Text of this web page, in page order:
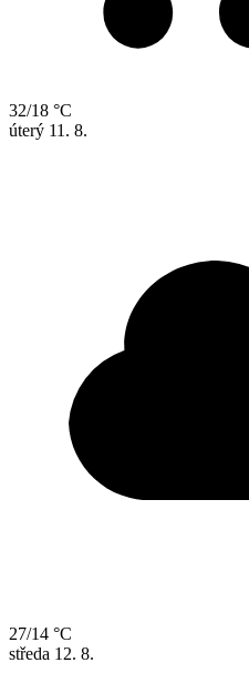
32/18 °C
úterý 11. 8.
27/14 °C
středa 12. 8.